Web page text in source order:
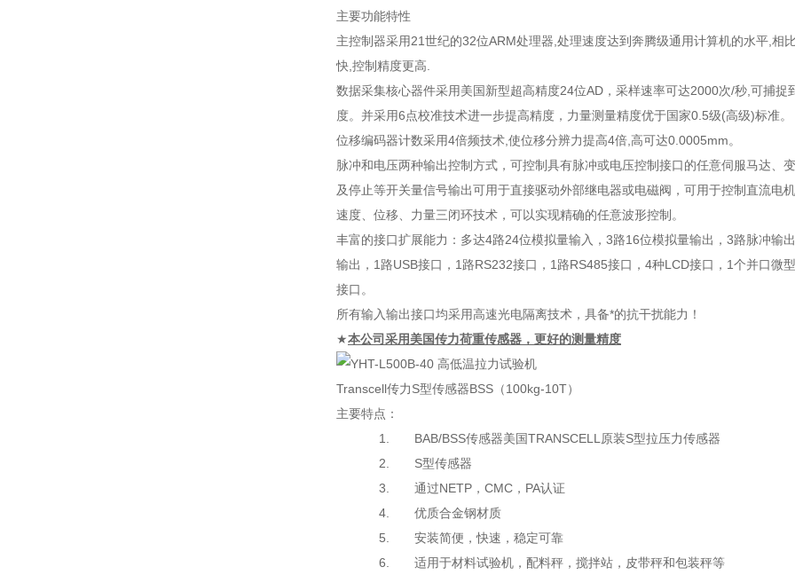
主要功能特性
主控制器采用21世纪的32位ARM处理器,处理速度达到奔腾级通用计算机的水平,相
快,控制精度更高.
数据采集核心器件采用美国新型超高精度24位AD，采样速率可达2000次/秒,可捕
度。并采用6点校准技术进一步提高精度，力量测量精度优于国家0.5级(高级)标准。
位移编码器计数采用4倍频技术,使位移分辨力提高4倍,高可达0.0005mm。
脉冲和电压两种输出控制方式，可控制具有脉冲或电压控制接口的任意伺服马达、
及停止等开关量信号输出可用于直接驱动外部继电器或电磁阀，可用于控制直流电
速度、位移、力量三闭环技术，可以实现精确的任意波形控制。
丰富的接口扩展能力：多达4路24位模拟量输入，3路16位模拟量输出，3路脉冲输
输出，1路USB接口，1路RS232接口，1路RS485接口，4种LCD接口，1个并口微
接口。
所有输入输出接口均采用高速光电隔离技术，具备*的抗干扰能力！
★本公司采用美国传力荷重传感器，更好的测量精度
Transcell传力S型传感器BSS（100kg-10T）
主要特点：
1. BAB/BSS传感器美国TRANSCELL原装S型拉压力传感器
2. S型传感器
3. 通过NETP，CMC，PA认证
4. 优质合金钢材质
5. 安装简便，快速，稳定可靠
6. 适用于材料试验机，配料秤，搅拌站，皮带秤和包装秤等